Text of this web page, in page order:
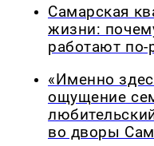
Самарская
жизни:
работают по-
«Именно
ощущение
во дворы